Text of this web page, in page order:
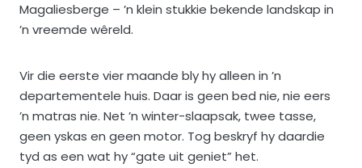
Magaliesberge – ’n klein stukkie bekende landskap in
’n vreemde wêreld.
Vir die eerste vier maande bly hy alleen in ’n
departementele huis. Daar is geen bed nie, nie eers
’n matras nie. Net ’n winter-slaapsak, twee tasse,
geen yskas en geen motor. Tog beskryf hy daardie
tyd as een wat hy “gate uit geniet” het.